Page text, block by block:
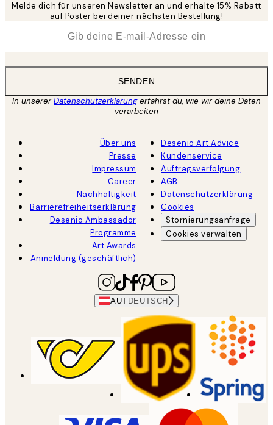
Melde dich für unseren Newsletter an und erhalte 15% Rabatt
auf Poster bei deiner nächsten Bestellung!
SENDEN
In unsererDatenschutzerklärungerfährst du, wie wir deine Daten
verarbeiten
Über uns
Presse
Impressum
Career
Nachhaltigkeit
Barrierefreiheitserklärung
Desenio Ambassador
Programme
Art Awards
Anmeldung (geschäftlich)
Desenio Art Advice
Kundenservice
Auftragsverfolgung
AGB
Datenschutzerklärung
Cookies
Stornierungsanfrage
Cookies verwalten
AUT DEUTSCH